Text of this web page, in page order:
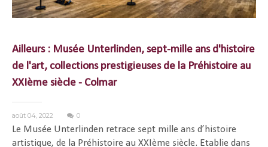
Ailleurs : Musée Unterlinden, sept-mille ans d'histoire
de l'art, collections prestigieuses de la Préhistoire au
XXIème siècle - Colmar
août 04, 2022 0
Le Musée Unterlinden retrace sept mille ans d’histoire
artistique, de la Préhistoire au XXIème siècle. Etablie dans